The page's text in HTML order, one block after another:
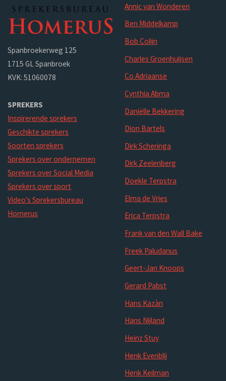
Spanbroekerweg 125
1715 GL Spanbroek
KVK: 51060078
SPREKERS
Inspirerende sprekers
Geschikte sprekers
Soorten sprekers
Sprekers over ondernemen
Sprekers over Social Media
Sprekers over sport
Video’s Sprekersbureau
Homerus
Annic van Wonderen
Ben Middelkamp
Bob Colijn
Charles Groenhuijsen
Co Adriaanse
Cynthia Abma
Daniëlle Bekkering
Dion Bartels
Dirk Scheringa
Dirk Zeelenberg
Doekle Terpstra
Elma de Vries
Erica Terpstra
Frank van den Wall Bake
Freek Paludanus
Geert-Jan Knoops
Gerard Pabst
Hans Kazàn
Hans Nijland
Heinz Stuy
Henk Evenblij
Henk Keilman